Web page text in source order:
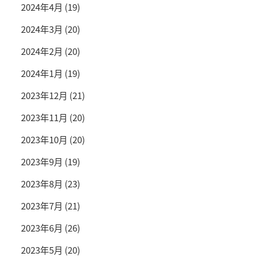
2024年4月 (19)
2024年3月 (20)
2024年2月 (20)
2024年1月 (19)
2023年12月 (21)
2023年11月 (20)
2023年10月 (20)
2023年9月 (19)
2023年8月 (23)
2023年7月 (21)
2023年6月 (26)
2023年5月 (20)